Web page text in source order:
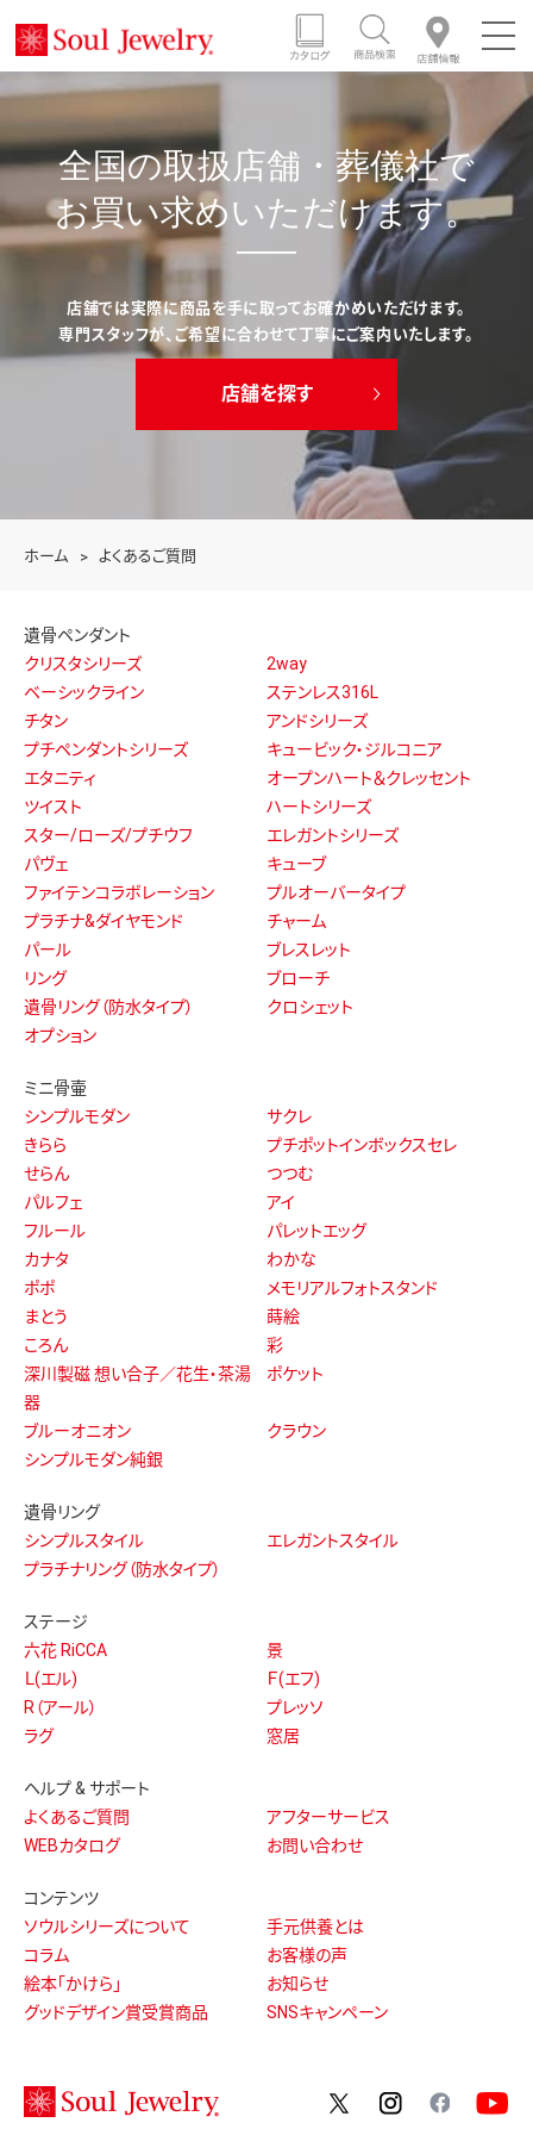
ホーム よくあるご質問
全国の取扱店舗・葬儀社で
お買い求めいただけます。
店舗では実際に商品を手に取ってお確かめいただけます。
専門スタッフが、ご希望に合わせて丁寧にご案内いたします。
店舗を探す
遺骨ペンダント
クリスタシリーズ
2way
ベーシックライン
ステンレス316L
チタン
アンドシリーズ
プチペンダントシリーズ
キュービック・ジルコニア
エタニティ
オープンハート＆クレッセント
ツイスト
ハートシリーズ
スター/ローズ/プチウフ
エレガントシリーズ
パヴェ
キューブ
ファイテンコラボレーション
プルオーバータイプ
プラチナ&ダイヤモンド
チャーム
パール
ブレスレット
リング
ブローチ
遺骨リング（防水タイプ）
クロシェット
オプション
ミニ骨壷
シンプルモダン
サクレ
きらら
プチポットインボックスセレ
せらん
つつむ
パルフェ
アイ
フルール
パレットエッグ
カナタ
わかな
ポポ
メモリアルフォトスタンド
まとう
蒔絵
ころん
彩
深川製磁 想い合子／花生・茶湯
器
ポケット
ブルーオニオン
クラウン
シンプルモダン純銀
遺骨リング
シンプルスタイル
エレガントスタイル
プラチナリング（防水タイプ）
ステージ
六花 RiCCA
景
Ｌ(エル)
Ｆ(エフ)
R（アール）
プレッソ
ラグ
窓居
ヘルプ & サポート
よくあるご質問
アフターサービス
WEBカタログ
お問い合わせ
コンテンツ
ソウルシリーズについて
手元供養とは
コラム
お客様の声
絵本「かけら」
お知らせ
グッドデザイン賞受賞商品
SNSキャンペーン
twitterinstagram